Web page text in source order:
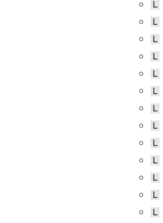
L
L
L
L
L
L
L
L
L
L
L
L
L